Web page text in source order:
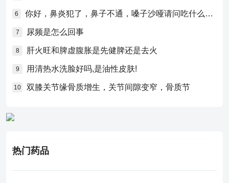
6 你好，鼻炎犯了，鼻子不通，嗓子沙哑请问吃什么药比较好？
7 尿频是怎么回事
8 肝火旺和脾虚腹胀是先健脾还是去火
9 用清热水洗脸好吗,是油性皮肤!
10 双膝关节缘骨质增生，关节间隙变窄，骨质节
热门药品